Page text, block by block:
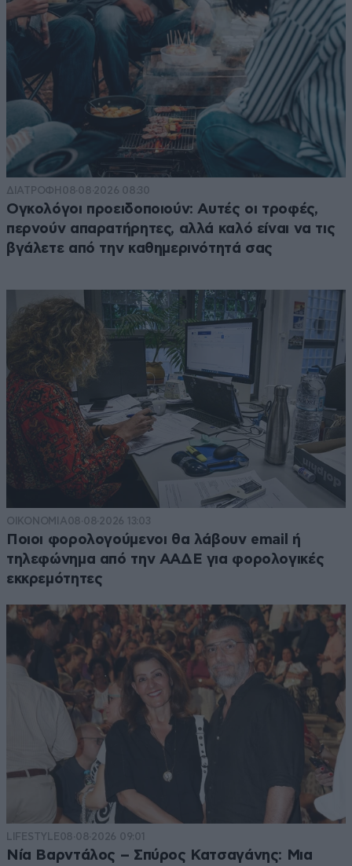
ΔΙΑΤΡΟΦΗ 08·08·2026 08:30
Ογκολόγοι προειδοποιούν: Αυτές οι τροφές,
περνούν απαρατήρητες, αλλά καλό είναι να τις
βγάλετε από την καθημερινότητά σας
ΟΙΚΟΝΟΜΙΑ08·08·2026 13:03
Ποιοι φορολογούμενοι θα λάβουν email ή
τηλεφώνημα από την ΑΑΔΕ για φορολογικές
εκκρεμότητες
LIFESTYLE08·08·2026 09:01
Νία Βαρντάλος – Σπύρος Κατσαγάνης: Μια